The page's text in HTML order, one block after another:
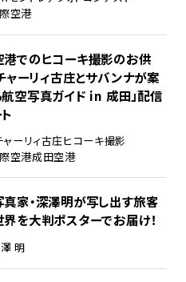
空港
港でのヒコーキ撮影のお供
チャーリィ古庄とサバンナが案
空写真ガイド in 成田」配信
ャーリィ古庄ヒコーキ撮影
空港成田空港
家・深澤明が写し出す旅客
を大判ポスターでお届け！
明